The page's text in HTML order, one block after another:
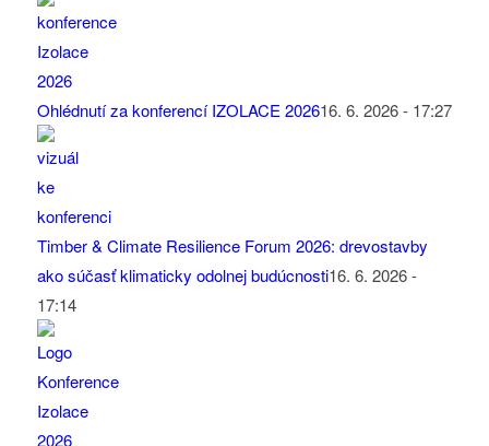
Ohlédnutí za konferencí IZOLACE 202616. 6. 2026 - 17:27
Timber & Climate Resilience Forum 2026: drevostavby
ako súčasť klimaticky odolnej budúcnosti16. 6. 2026 -
17:14